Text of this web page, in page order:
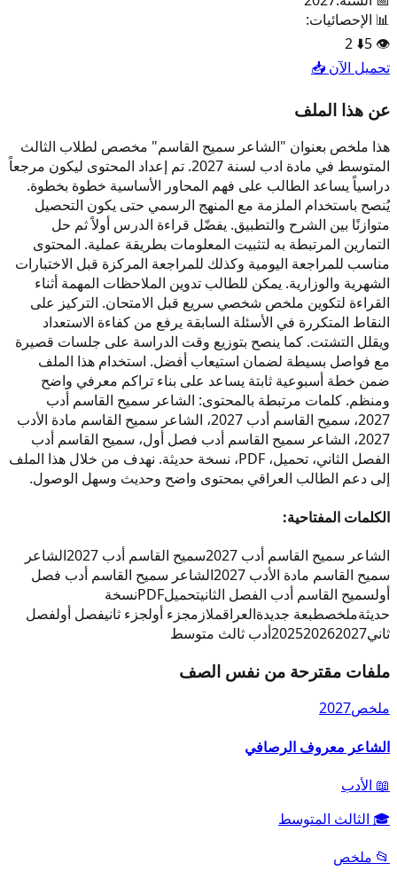
📊 الإحصائيات:
👁️
5
⬇️
2
تحميل الآن 📥
عن هذا الملف
هذا ملخص بعنوان "الشاعر سميح القاسم" مخصص لطلاب الثالث
المتوسط في مادة ادب لسنة 2027. تم إعداد المحتوى ليكون مرجعاً
دراسياً يساعد الطالب على فهم المحاور الأساسية خطوة بخطوة.
يُنصح باستخدام الملزمة مع المنهج الرسمي حتى يكون التحصيل
متوازنًا بين الشرح والتطبيق. يفضّل قراءة الدرس أولاً ثم حل
التمارين المرتبطة به لتثبيت المعلومات بطريقة عملية. المحتوى
مناسب للمراجعة اليومية وكذلك للمراجعة المركزة قبل الاختبارات
الشهرية والوزارية. يمكن للطالب تدوين الملاحظات المهمة أثناء
القراءة لتكوين ملخص شخصي سريع قبل الامتحان. التركيز على
النقاط المتكررة في الأسئلة السابقة يرفع من كفاءة الاستعداد
ويقلل التشتت. كما ينصح بتوزيع وقت الدراسة على جلسات قصيرة
مع فواصل بسيطة لضمان استيعاب أفضل. استخدام هذا الملف
ضمن خطة أسبوعية ثابتة يساعد على بناء تراكم معرفي واضح
ومنظم. كلمات مرتبطة بالمحتوى: الشاعر سميح القاسم أدب
2027، سميح القاسم أدب 2027، الشاعر سميح القاسم مادة الأدب
2027، الشاعر سميح القاسم أدب فصل أول، سميح القاسم أدب
الفصل الثاني، تحميل، PDF، نسخة حديثة. نهدف من خلال هذا الملف
إلى دعم الطالب العراقي بمحتوى واضح وحديث وسهل الوصول.
الكلمات المفتاحية:
الشاعر سميح القاسم أدب 2027
سميح القاسم أدب 2027
الشاعر
سميح القاسم مادة الأدب 2027
الشاعر سميح القاسم أدب فصل
أولسميح القاسم أدب الفصل الثانيتحميلPDFنسخة
حديثةملخصطبعة جديدةالعراقملازمجزء أولجزء ثانيفصل أولفصل
ثاني
202520262027 أدب ثالث متوسط
ملفات مقترحة من نفس الصف
ملخص2027
الشاعر معروف الرصافي
📖 الأدب
🎓 الثالث المتوسط
📂 ملخص